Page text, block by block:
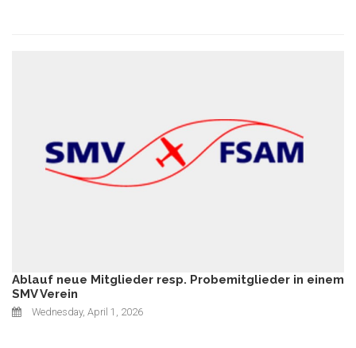
Ablauf neue Mitglieder resp. Probemitglieder in einem
SMV Verein
Wednesday, April 1, 2026